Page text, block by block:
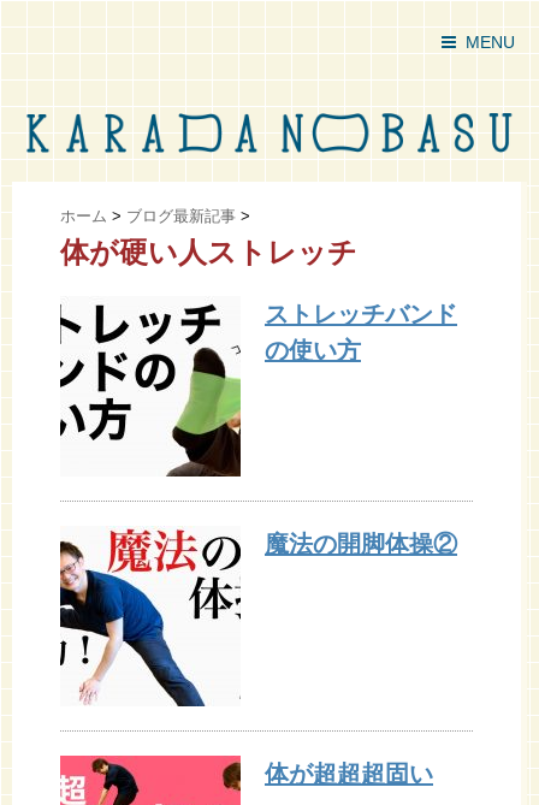
MENU
ホーム > ブログ最新記事 >
体が硬い人ストレッチ
ストレッチバンド
の使い方
魔法の開脚体操②
体が超超超固い